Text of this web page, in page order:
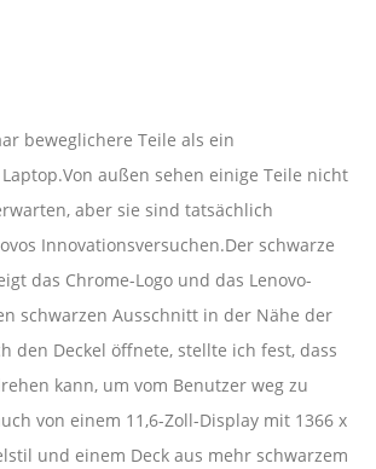
beweglichere Teile als ein
außen sehen einige Teile nicht
aber sie sind tatsächlich
Innovationsversuchen.Der schwarze
das Chrome-Logo und das Lenovo-
schwarzen Ausschnitt in der Nähe der
den Deckel öffnete, stellte ich fest, dass
kann, um vom Benutzer weg zu
von einem 11,6-Zoll-Display mit 1366 x
und einem Deck aus mehr schwarzem